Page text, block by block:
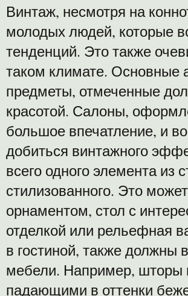
Винтаж, несмотря на
молодых людей, которые
тенденций. Это также
таком климате. Основные
предметы, отмеченные
красотой. Салоны,
большое впечатление, и
добиться винтажного
всего одного элемента из
стилизованного. Это
орнаментом, стол с
отделкой или рельефная
в гостиной, также должны
мебели. Например, шторы
падающими в оттенки